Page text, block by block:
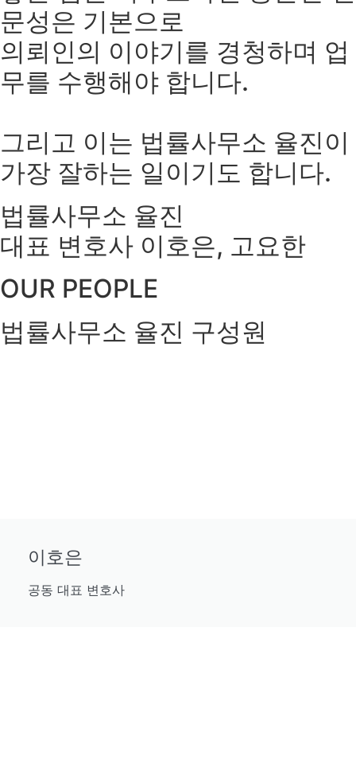
문성은 기본으로
의뢰인의 이야기를 경청하며 업
무를 수행해야 합니다.
그리고 이는 법률사무소 율진이
가장 잘하는 일이기도 합니다.
법률사무소 율진
대표 변호사 이호은, 고요한
OUR PEOPLE
법률사무소 율진 구성원
이호은
공동 대표 변호사